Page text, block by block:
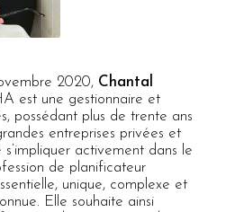
2020, Chantal
est une gestionnaire et
possédant plus de trente ans
entreprises privées et
activement dans le
de planificateur
unique, complexe et
Elle souhaite ainsi